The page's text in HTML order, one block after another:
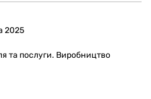
2025
та послуги. Виробництво